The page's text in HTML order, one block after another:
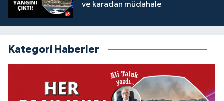
ve karadan müdahale
Kategori Haberler